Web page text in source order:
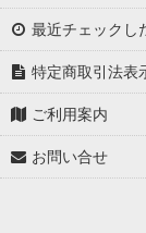
最近チェックし
特定商取引法表
ご利用案内
お問い合せ